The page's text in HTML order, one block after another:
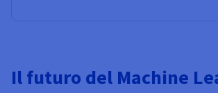
Il futuro del Machine